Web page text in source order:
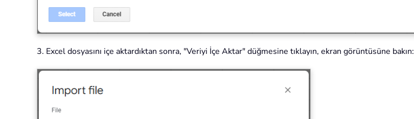
3. Excel dosyasını içe aktardıktan sonra, "Veriyi İçe Aktar" düğmesine tıklayın, ekran görüntüsüne bakın: